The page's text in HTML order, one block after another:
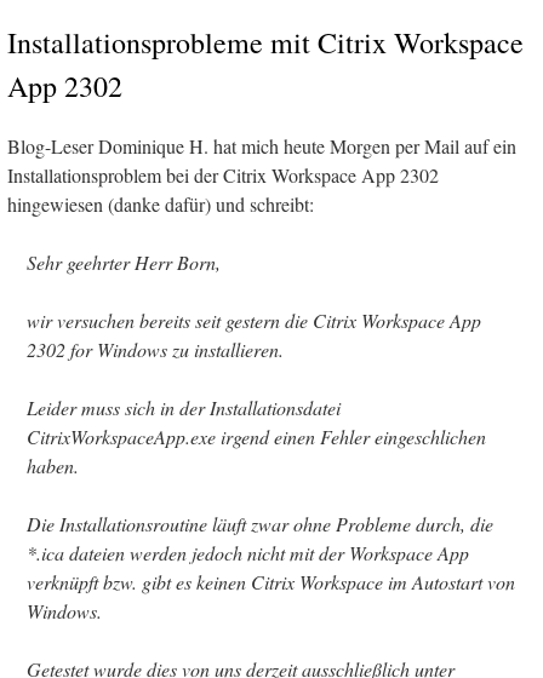
Installationsprobleme mit Citrix Workspace
App 2302
Blog-Leser Dominique H. hat mich heute Morgen per Mail auf ein
Installationsproblem bei der Citrix Workspace App 2302
hingewiesen (danke dafür) und schreibt:
Sehr geehrter Herr Born,
wir versuchen bereits seit gestern die Citrix Workspace App
2302 for Windows zu installieren.
Leider muss sich in der Installationsdatei
CitrixWorkspaceApp.exe irgend einen Fehler eingeschlichen
haben.
Die Installationsroutine läuft zwar ohne Probleme durch, die
*.ica dateien werden jedoch nicht mit der Workspace App
verknüpft bzw. gibt es keinen Citrix Workspace im Autostart von
Windows.
Getestet wurde dies von uns derzeit ausschließlich unter